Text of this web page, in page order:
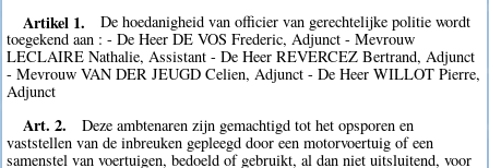
Artikel 1.
De hoedanigheid van officier van gerechtelijke politie wordt
toegekend aan : - De Heer DE VOS Frederic, Adjunct - Mevrouw
LECLAIRE Nathalie, Assistant - De Heer REVERCEZ Bertrand, Adjunct
- Mevrouw VAN DER JEUGD Celien, Adjunct - De Heer WILLOT Pierre,
Adjunct
Art. 2.
Deze ambtenaren zijn gemachtigd tot het opsporen en
vaststellen van de inbreuken gepleegd door een motorvoertuig of een
samenstel van voertuigen, bedoeld of gebruikt, al dan niet uitsluitend, voor